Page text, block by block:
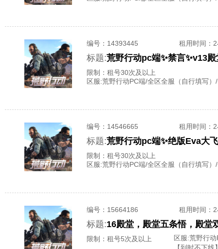
编号： 14393445 租用时间 ：
标题:荒野行动pc端✨禁言✨v13
限制：租号30次及以上
区服:荒野行动PC端/全区全服（自行填写
编号： 14546665 租用时间 ：
标题:
限制：租号30次及以上
区服:荒野行动PC端/全区全服（自行填写
编号： 15664186 租用时间 ：
标题:
限制：租号5次及以上 区服:荒野行